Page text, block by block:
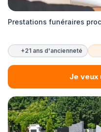
Prestations funéraires
+21 ans d'ancienneté
Je veux